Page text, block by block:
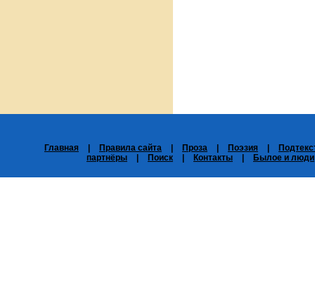
Главная Правила сайта Проза Поэзия
партнёры
Поиск Контакты Былое и люди